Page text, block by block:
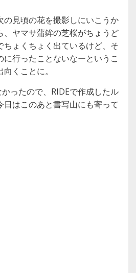
の見頃の花を撮影しにいこうか
、ヤマサ蒲鉾の芝桜がちょうど
ちょくちょく出ているけど、そ
に行ったことないなーというこ
くことに。
ったので、RIDEで作成したル
日はこのあと書写山にも寄って